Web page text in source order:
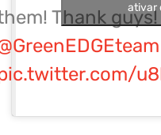
Thank guys!
ativar